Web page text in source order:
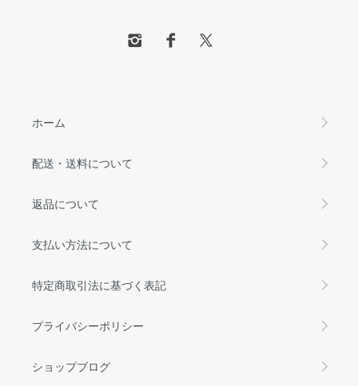
ホーム
配送・送料について
返品について
支払い方法について
特定商取引法に基づく表記
プライバシーポリシー
ショップブログ